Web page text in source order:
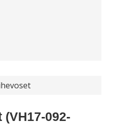
092-